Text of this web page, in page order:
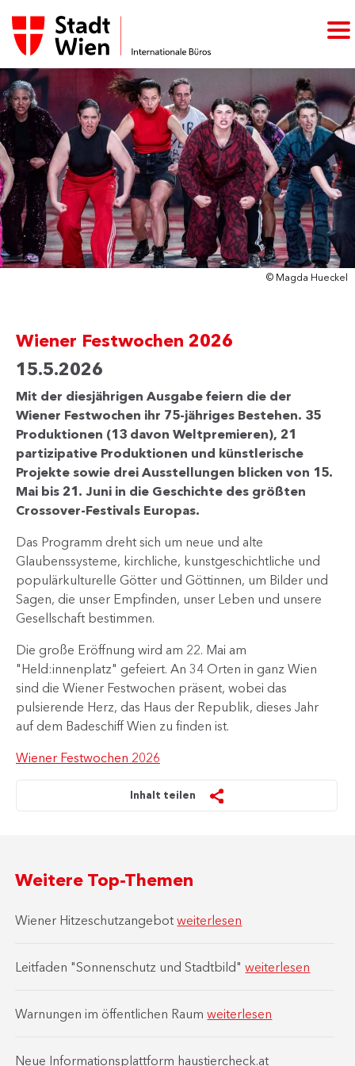
© Magda Hueckel
Wiener Festwochen 2026
15.5.2026
Mit der diesjährigen Ausgabe feiern die der
Wiener Festwochen ihr 75-jähriges Bestehen. 35
Produktionen (13 davon Weltpremieren), 21
partizipative Produktionen und künstlerische
Projekte sowie drei Ausstellungen blicken von 15.
Mai bis 21. Juni in die Geschichte des größten
Crossover-Festivals Europas.
Das Programm dreht sich um neue und alte
Glaubenssysteme, kirchliche, kunstgeschichtliche und
populärkulturelle Götter und Göttinnen, um Bilder und
Sagen, die unser Empfinden, unser Leben und unsere
Gesellschaft bestimmen.
Die große Eröffnung wird am 22. Mai am
"Held:innenplatz" gefeiert. An 34 Orten in ganz Wien
sind die Wiener Festwochen präsent, wobei das
pulsierende Herz, das Haus der Republik, dieses Jahr
auf dem Badeschiff Wien zu finden ist.
Wiener Festwochen 2026
Inhalt teilen
Weitere Top-Themen
Wiener Hitzeschutzangebotweiterlesen
Leitfaden "Sonnenschutz und Stadtbild"weiterlesen
Warnungen im öffentlichen Raumweiterlesen
Neue Informationsplattform haustiercheck.at